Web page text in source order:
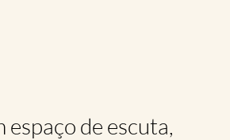
de escuta,